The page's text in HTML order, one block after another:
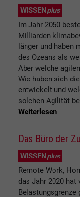
WISSENplus
Im Jahr 2050
Milliarden
länger und haben
des Ozeans als
Aber welche
Wie haben sich
entwickelt und
solchen Agilität
Weiterlesen
Das Büro der
WISSENplus
Remote Work,
das Jahr 2020 hat
Belastungsgrenze